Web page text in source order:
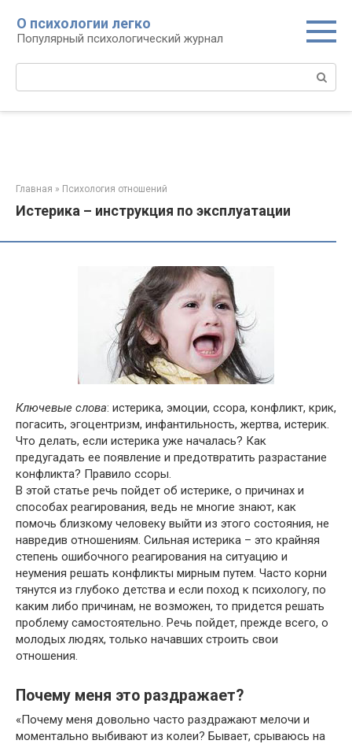
контенту
О психологии легко
Популярный психологический журнал
Главная » Психология отношений
Истерика – инструкция по эксплуатации
Ключевые слова: истерика, эмоции, ссора, конфликт, крик,
погасить, эгоцентризм, инфантильность, жертва, истерик.
Что делать, если истерика уже началась? Как
предугадать ее появление и предотвратить разрастание
конфликта? Правило ссоры.
В этой статье речь пойдет об истерике, о причинах и
способах реагирования, ведь не многие знают, как
помочь близкому человеку выйти из этого состояния, не
навредив отношениям. Сильная истерика – это крайняя
степень ошибочного реагирования на ситуацию и
неумения решать конфликты мирным путем. Часто корни
тянутся из глубоко детства и если поход к психологу, по
каким либо причинам, не возможен, то придется решать
проблему самостоятельно. Речь пойдет, прежде всего, о
молодых людях, только начавших строить свои
отношения.
Почему меня это раздражает?
«Почему меня довольно часто раздражают мелочи и
моментально выбивают из колеи? Бывает, срываюсь на